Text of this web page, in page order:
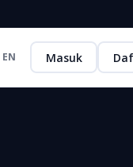
EN Masuk